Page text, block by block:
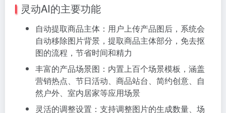
灵动AI的主要功能
自动提取商品主体：用户上传产品图后，系统会
自动移除图片背景，提取商品主体部分，免去抠
图的流程，节省时间和精力
丰富的产品场景图：内置上百个场景模板，涵盖
营销热点、节日活动、商品站台、简约创意、自
然户外、室内居家等应用场景
灵活的调整设置：支持调整图片的生成数量、场